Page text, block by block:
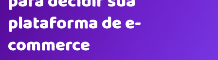
plataforma de e-
commerce